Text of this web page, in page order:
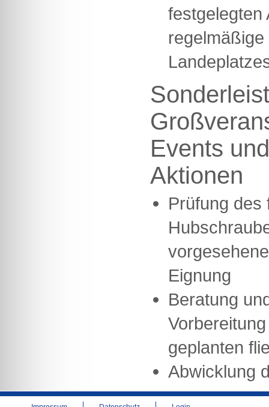
festgelegten
Events
Aktionen
Prüfung des
Eignung
Beratung
geplanten
Abwicklung